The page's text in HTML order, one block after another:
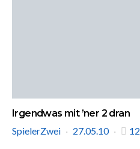
Irgendwas mit ’ner 2 dran
SpielerZwei
27.05.10 12